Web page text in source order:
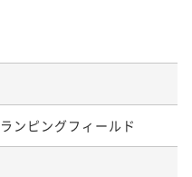
1泊2食付き】＜スタ
めるベーシックプラ
ョン】
OUT10:00
即利用で最大4％OFF
ンピングフィールド